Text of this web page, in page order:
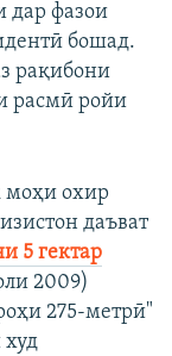
дар фазои
бошад.
рақибони
расмӣ ройи
моҳи охир
даъват
5 гектар
2009)
275-метрӣ"